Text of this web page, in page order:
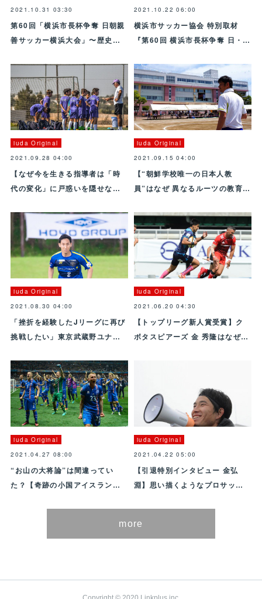
2021.10.31 03:30
第60回「横浜市長杯争奪 日朝親
善サッカー横浜大会」〜歴史…
2021.10.22 06:00
横浜市サッカー協会 特別取材
『第60回 横浜市長杯争奪 日・…
iuda Original
2021.09.28 04:00
【なぜ今を生きる指導者は「時
代の変化」に戸惑いを隠せな…
iuda Original
2021.09.15 04:00
【“朝鮮学校唯一の日本人教
員”はなぜ 異なるルーツの教育…
iuda Original
2021.08.30 04:00
「挫折を経験したJリーグに再び
挑戦したい」東京武蔵野ユナ…
iuda Original
2021.06.20 04:30
【トップリーグ新人賞受賞】ク
ボタスピアーズ 金 秀隆はなぜ…
iuda Original
2021.04.27 08:00
“お山の大将論”は間違ってい
た？【奇跡の小国アイスラン…
iuda Original
2021.04.22 05:00
【引退特別インタビュー 金弘
淵】思い描くようなプロサッ…
more